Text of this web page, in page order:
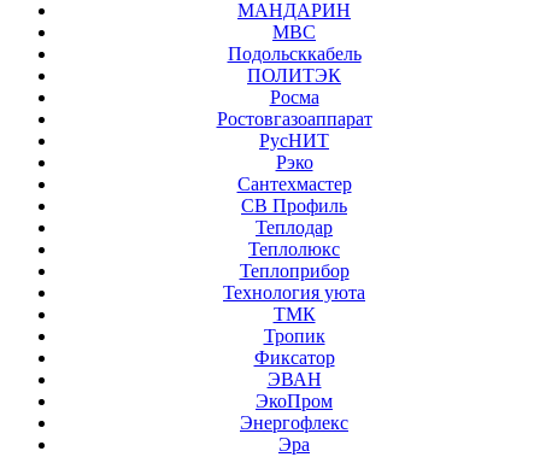
МАНДАРИН
МВС
Подольсккабель
ПОЛИТЭК
Росма
Ростовгазоаппарат
РусНИТ
Рэко
Сантехмастер
СВ Профиль
Теплодар
Теплолюкс
Теплоприбор
Технология уюта
ТМК
Тропик
Фиксатор
ЭВАН
ЭкоПром
Энергофлекс
Эра